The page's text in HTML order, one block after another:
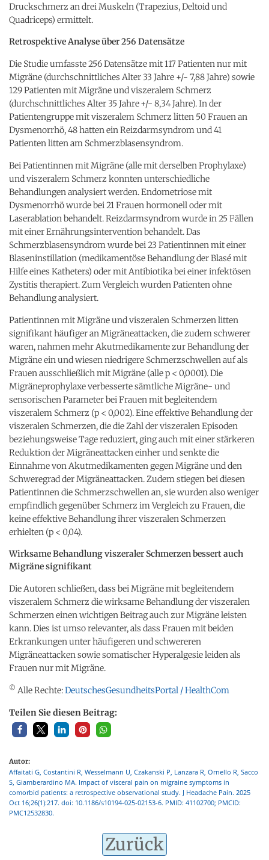
Druckschmerz an drei Muskeln (Trapezius, Deltoid und
Quadriceps) ermittelt.
Retrospektive Analyse über 256 Datensätze
Die Studie umfasste 256 Datensätze mit 117 Patienten nur mit
Migräne (durchschnittliches Alter 33 Jahre +/- 7,88 Jahre) sowie
129 Patienten mit Migräne und viszeralem Schmerz
(durchschnittliches Alter 35 Jahre +/- 8,34 Jahre). In der
Patientengruppe mit viszeralem Schmerz litten 50 Frauen an
Dysmenorrhö, 48 hatten ein Reizdarmsyndrom und 41
Patienten litten am Schmerzblasensyndrom.
Bei Patientinnen mit Migräne (alle mit derselben Prophylaxe)
und viszeralem Schmerz konnten unterschiedliche
Behandlungen analysiert werden. Endometriose mit
Dysmenorrhö wurde bei 21 Frauen hormonell oder mit
Laserablation behandelt. Reizdarmsyndrom wurde in 25 Fällen
mit einer Ernährungsintervention behandelt. Das
Schmerzblasensyndrom wurde bei 23 Patientinnen mit einer
Blaseninstillation (medikamentöse Behandlung der Blasé mit
Hilfe eines Katheters) oder mit Antibiotika bei einer infektösen
Zystitis therapiert. Zum Vergleich wurden Patienten ohne
Behandlung analysiert.
Patientinnen mit Migräne und viszeralen Schmerzen litten
signifikant häufiger an Migräneattacken, die zudem schwerer
waren, nahmen mehr Akutmedikamente zur Behandlung der
Migräne ein und wiesen niedrigere Schmerzschwellen auf als
Frauen ausschließlich mit Migräne (alle p < 0,0001). Die
Migräneprophylaxe verbesserte sämtliche Migräne- und
sensorischen Parameter bei Frauen mit begleitendem
viszeralem Schmerz (p < 0,002). Eine effektive Behandlung der
viszeralen Schmerzen, die die Zahl der viszeralen Episoden
beziehungsweise Tage reduziert, ging auch mit einer stärkeren
Reduktion der Migräneattacken einher und senkte die
Einnahme von Akutmedikamenten gegen Migräne und den
Schweregrad der Migräneattacken. Zudem stiegen bei diesen
Patientinnen die Schmerzschwellen an, sie wurden also weniger
empfindlich gegenüber Schmerz im Vergleich zu Frauen, die
keine effektive Behandlung ihrer viszeralen Schmerzen
erhielten (p < 0,04).
Wirksame Behandlung viszeraler Schmerzen bessert auch
Migräne signifikant
Die Autoren schließen, dass bei Migräne mit begleitendem
viszeralem Schmerz die wirksame Behandlung der viszeralen
Schmerzen einen wichtigen Beitrag auch zur Migräne leisten
kann. Dies ist umso relevanter, als dass Frauen mit beiden
Erkrankungen unter häufigeren und schwereren
Migräneattacken sowie somatischer Hyperalgesie leiden als
Frauen nur mit Migräne.
© Alle Rechte:DeutschesGesundheitsPortal / HealthCom
Teilen Sie diesen Beitrag:
Autor:
Affaitati G, Costantini R, Wesselmann U, Czakanski P, Lanzara R, Ornello R, Sacco
S, Giamberardino MA. Impact of visceral pain on migraine symptoms in
comorbid patients: a retrospective observational study. J Headache Pain. 2025
Oct 16;26(1):217. doi: 10.1186/s10194-025-02153-6. PMID: 41102700; PMCID:
PMC12532830.
Zurück